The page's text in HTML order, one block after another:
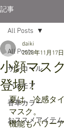
記事
All Posts
サンコール
パイモア
香草カラー
おススメアイテム
All Posts
小顔マス
登場！
daiki
2020年11月17日
夏は、冷感タ
マスク。
機能もパワー